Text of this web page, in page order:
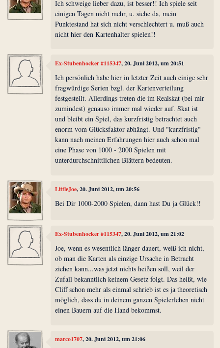
Ich schweige lieber dazu, ist besser!! Ich spiele seit
einigen Tagen nicht mehr, u. siehe da, mein
Punktestand hat sich nicht verschlechtert u. muß auch
nicht hier den Kartenhalter spielen!!
Ex-Stubenhocker #115347, 20. Juni 2012, um 20:51
Ich persönlich habe hier in letzter Zeit auch einige sehr
fragwürdige Serien bzgl. der Kartenverteilung
festgestellt. Allerdings treten die im Realskat (bei mir
zumindest) genauso immer mal wieder auf. Skat ist
und bleibt ein Spiel, das kurzfristig betrachtet auch
enorm vom Glücksfaktor abhängt. Und "kurzfristig"
kann nach meinen Erfahrungen hier auch schon mal
eine Phase von 1000 - 2000 Spielen mit
unterdurchschnittlichen Blättern bedeuten.
LittleJoe, 20. Juni 2012, um 20:56
Bei Dir 1000-2000 Spielen, dann hast Du ja Glück!!
Ex-Stubenhocker #115347, 20. Juni 2012, um 21:02
Joe, wenn es wesentlich länger dauert, weiß ich nicht,
ob man die Karten als einzige Ursache in Betracht
ziehen kann...was jetzt nichts heißen soll, weil der
Zufall bekanntlich keinem Gesetz folgt. Das heißt, wie
Cliff schon mehr als einmal schrieb ist es ja theoretisch
möglich, dass du in deinem ganzen Spielerleben nicht
einen Bauern auf die Hand bekommst.
marco1707, 20. Juni 2012, um 21:06